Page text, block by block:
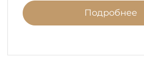
Подробнее